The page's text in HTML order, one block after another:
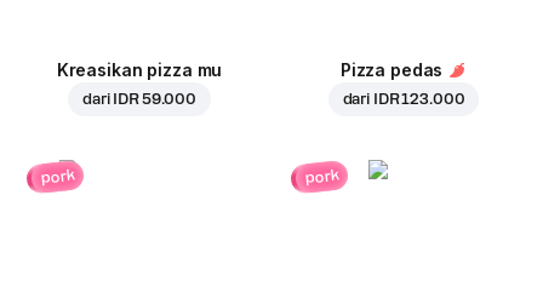
Kreasikan pizza mu
dari IDR 59.000
Pizza pedas
dari IDR 123.000
pork pork